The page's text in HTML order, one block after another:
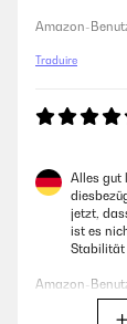
Amazon-
Traduire
Alles gut
jetzt,
ist es
Stabilität
Amazon-